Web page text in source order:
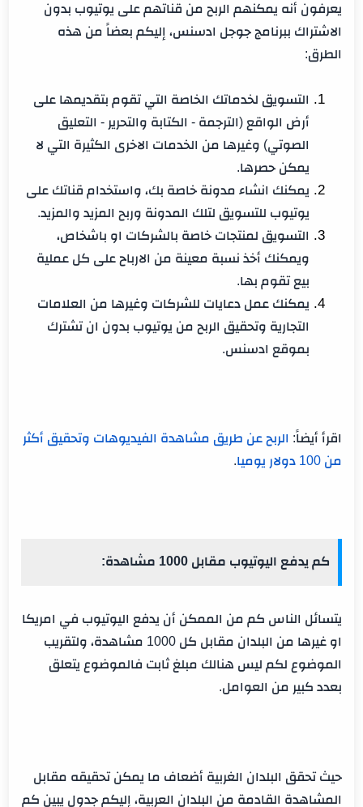
يعرفون أنه يمكنهم الربح من قناتهم على يوتيوب بدون
الاشتراك ببرنامج جوجل ادسنس، إليكم بعضاً من هذه
الطرق:
التسويق لخدماتك الخاصة التي تقوم بتقديمها على
أرض الواقع (الترجمة - الكتابة والتحرير - التعليق
الصوتي) وغيرها من الخدمات الاخرى الكثيرة التي لا
يمكن حصرها.
يمكنك انشاء مدونة خاصة بك، واستخدام قناتك على
يوتيوب للتسويق لتلك المدونة وربح المزيد والمزيد.
التسويق لمنتجات خاصة بالشركات او باشخاص،
ويمكنك أخذ نسبة معينة من الارباح على كل عملية
بيع تقوم بها.
يمكنك عمل دعايات للشركات وغيرها من العلامات
التجارية وتحقيق الربح من يوتيوب بدون ان تشترك
بموقع ادسنس.
اقرأ أيضاً: الربح عن طريق مشاهدة الفيديوهات وتحقيق أكثر
من 100 دولار يوميا
.
كم يدفع اليوتيوب مقابل 1000 مشاهدة:
يتسائل الناس كم من الممكن أن يدفع اليوتيوب في امريكا
او غيرها من البلدان مقابل كل 1000 مشاهدة، ولتقريب
الموضوع لكم ليس هنالك مبلغ ثابت فالموضوع يتعلق
بعدد كبير من العوامل.
حيث تحقق البلدان الغربية أضعاف ما يمكن تحقيقه مقابل
المشاهدة القادمة من البلدان العربية، إليكم جدول يبين كم